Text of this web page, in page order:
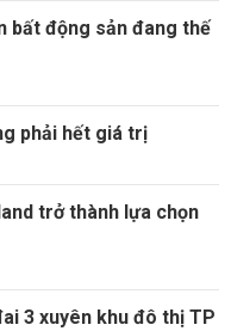
bất động sản đang thế
phải hết giá trị
trở thành lựa chọn
3 xuyên khu đô thị TP